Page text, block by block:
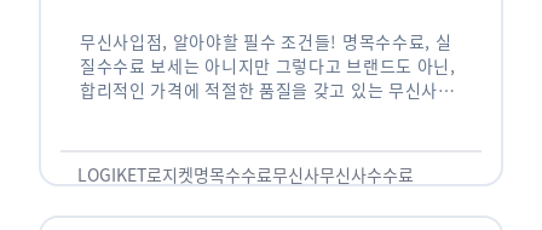
무신사입점, 알아야할 필수 조건들! 명목수수료, 실
질수수료 보세는 아니지만 그렇다고 브랜드도 아닌,
합리적인 가격에 적절한 품질을 갖고 있는 무신사!
LOGIKET로지켓명목수수료무신사무신사수수료